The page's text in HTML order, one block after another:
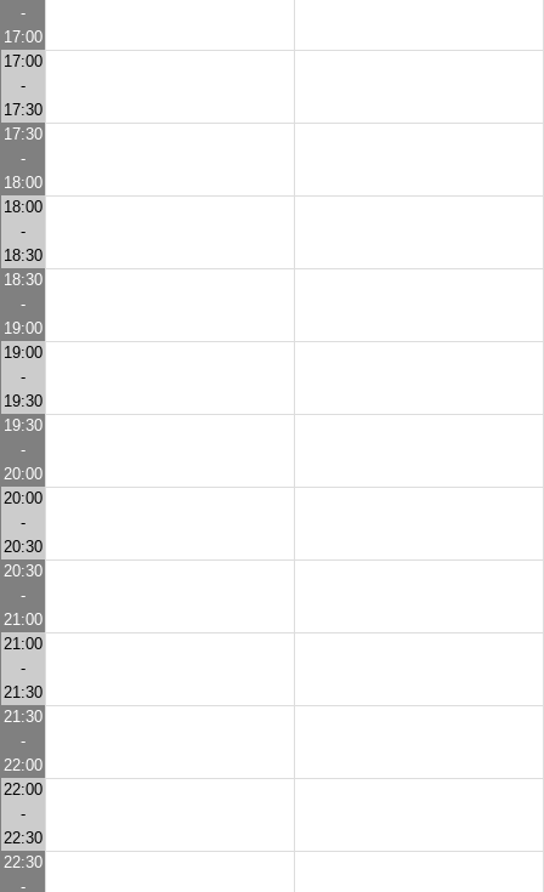
-
17:00
17:00
-
17:30
17:30
-
18:00
18:00
-
18:30
18:30
-
19:00
19:00
-
19:30
19:30
-
20:00
20:00
-
20:30
20:30
-
21:00
21:00
-
21:30
21:30
-
22:00
22:00
-
22:30
22:30
-